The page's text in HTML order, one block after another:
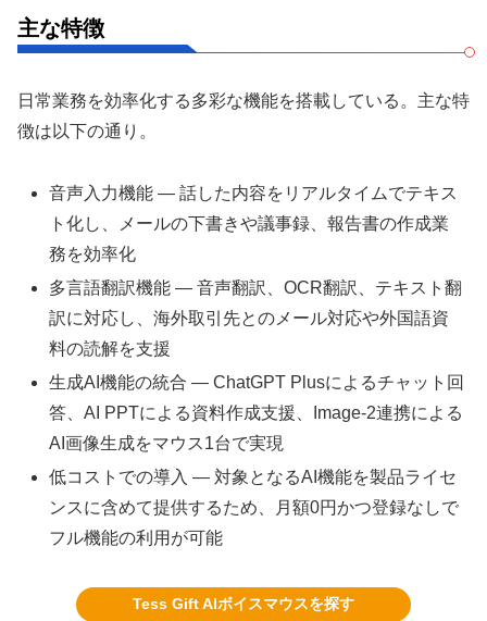
主な特徴
日常業務を効率化する多彩な機能を搭載している。主な特
徴は以下の通り。
音声入力機能 — 話した内容をリアルタイムでテキス
ト化し、メールの下書きや議事録、報告書の作成業
務を効率化
多言語翻訳機能 — 音声翻訳、OCR翻訳、テキスト翻
訳に対応し、海外取引先とのメール対応や外国語資
料の読解を支援
生成AI機能の統合 — ChatGPT Plusによるチャット回
答、AI PPTによる資料作成支援、Image-2連携による
AI画像生成をマウス1台で実現
低コストでの導入 — 対象となるAI機能を製品ライセ
ンスに含めて提供するため、月額0円かつ登録なしで
フル機能の利用が可能
Tess Gift AIボイスマウスを探す